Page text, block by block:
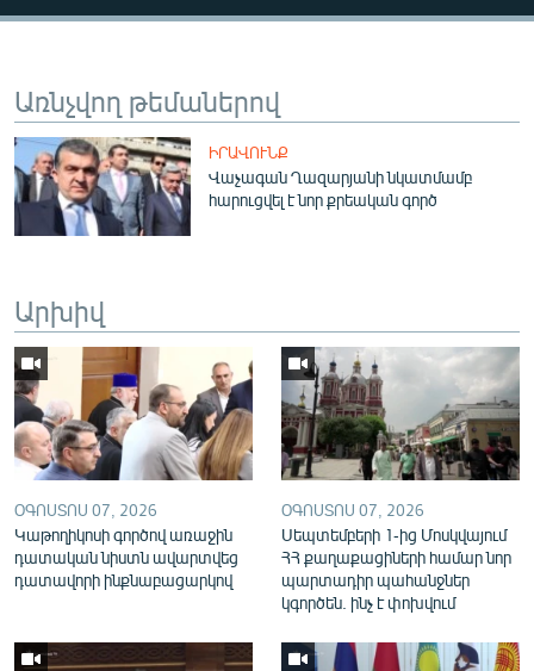
ՁԳՏԵԼՈՎ ԼԱՎԱԳՈՒՅՆԻՆ
Հայերեն
English
Русский
«Ազատության» բոլոր կայքերը
Առնչվող թեմաներով
ԻՐԱՎՈՒՆՔ
Վաչագան Ղազարյանի նկատմամբ
հարուցվել է նոր քրեական գործ
Արխիվ
ՕԳՈՍՏՈՍ 07, 2026
Կաթողիկոսի գործով առաջին
դատական նիստն ավարտվեց
դատավորի ինքնաբացարկով
ՕԳՈՍՏՈՍ 07, 2026
Սեպտեմբերի 1-ից Մոսկվայում
ՀՀ քաղաքացիների համար նոր
պարտադիր պահանջներ
կգործեն. ինչ է փոխվում